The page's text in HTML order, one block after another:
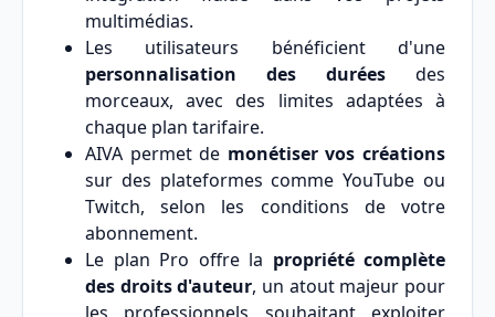
multimédias.
Les utilisateurs bénéficient d'une
personnalisation des durées des
morceaux, avec des limites adaptées à
chaque plan tarifaire.
AIVA permet de monétiser vos créations
sur des plateformes comme YouTube ou
Twitch, selon les conditions de votre
abonnement.
Le plan Pro offre la propriété complète
des droits d'auteur, un atout majeur pour